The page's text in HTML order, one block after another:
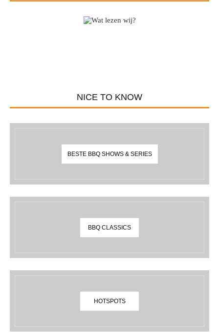
NICE TO KNOW
BESTE BBQ SHOWS & SERIES
BBQ CLASSICS
HOTSPOTS